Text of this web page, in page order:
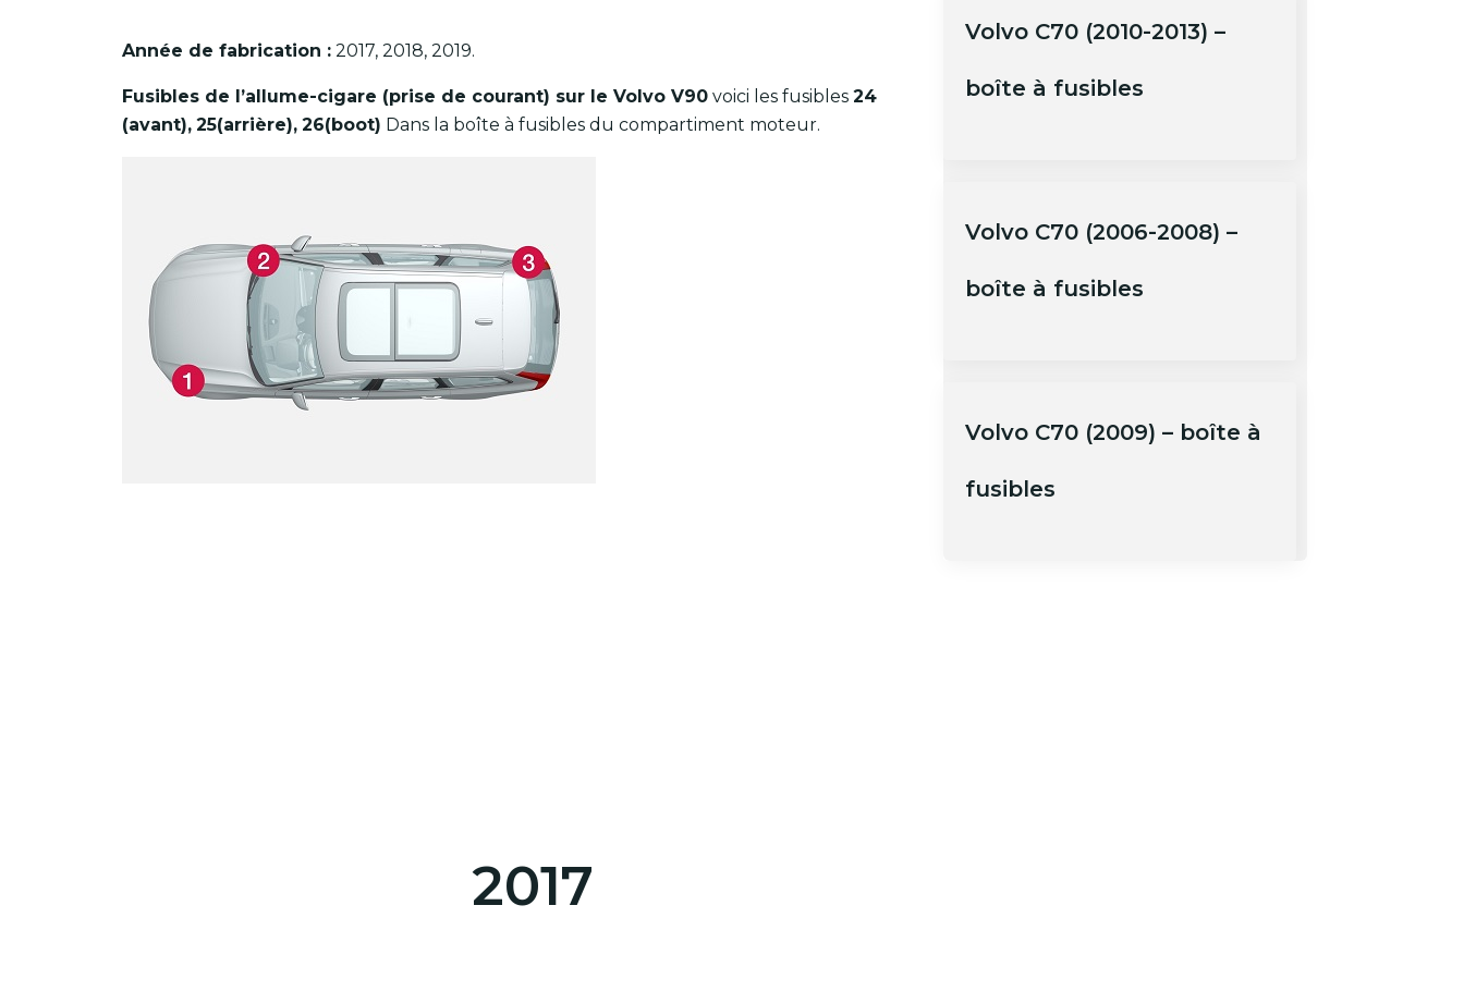
Année de fabrication : 2017, 2018, 2019.
Fusibles de l’allume-cigare (prise de courant) sur le Volvo V90 voici les fusibles 24
(avant), 25(arrière), 26(boot) Dans la boîte à fusibles du compartiment moteur.
2017
Volvo C70 (2010-2013) –
boîte à fusibles
Volvo C70 (2006-2008) –
boîte à fusibles
Volvo C70 (2009) – boîte à
fusibles